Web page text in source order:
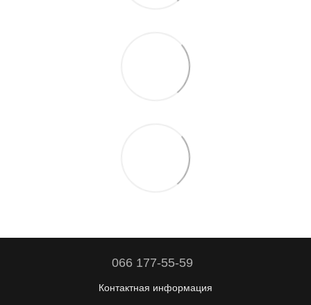
066 177-55-59
Контактная информация